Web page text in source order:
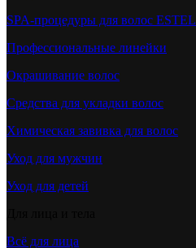
SPA-процедуры для волос ESTEL
Профессиональные линейки
Окрашивание волос
Средства для укладки волос
Химическая завивка для волос
Уход для мужчин
Уход для детей
Всё для лица